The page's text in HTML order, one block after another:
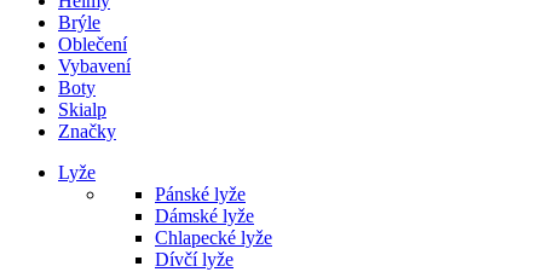
Brýle
Oblečení
Vybavení
Boty
Skialp
Značky
Lyže
Pánské lyže
Dámské lyže
Chlapecké lyže
Dívčí lyže